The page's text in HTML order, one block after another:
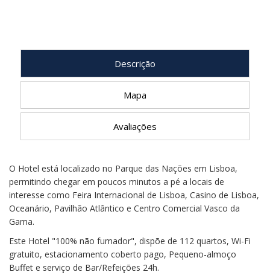
Descrição
Mapa
Avaliações
O Hotel está localizado no Parque das Nações em Lisboa,
permitindo chegar em poucos minutos a pé a locais de
interesse como Feira Internacional de Lisboa, Casino de Lisboa,
Oceanário, Pavilhão Atlântico e Centro Comercial Vasco da
Gama.
Este Hotel "100% não fumador", dispõe de 112 quartos, Wi-Fi
gratuito, estacionamento coberto pago, Pequeno-almoço
Buffet e serviço de Bar/Refeições 24h.